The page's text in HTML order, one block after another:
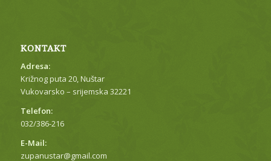
KONTAKT
Adresa:
Križnog puta 20, Nuštar
Vukovarsko – srijemska 32221
Telefon:
032/386-216
E-Mail:
zupanustar@gmail.com